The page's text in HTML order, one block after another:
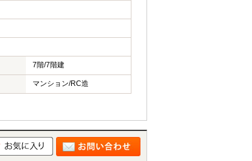
7階/7階建
マンション/RC造